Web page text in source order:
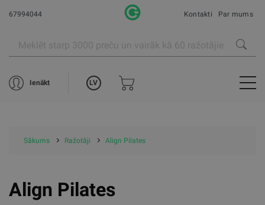
67994044 Kontakti Par mums
Ienākt LV
Sākums Ražotāji Align Pilates
Align Pilates